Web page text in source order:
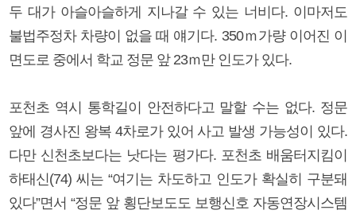
두 대가 아슬아슬하게 지나갈 수 있는 너비다. 이마저도
불법주정차 차량이 없을 때 얘기다. 350ｍ가량 이어진 이
면도로 중에서 학교 정문 앞 23ｍ만 인도가 있다.
포천초 역시 통학길이 안전하다고 말할 수는 없다. 정문
앞에 경사진 왕복 4차로가 있어 사고 발생 가능성이 있다.
다만 신천초보다는 낫다는 평가다. 포천초 배움터지킴이
하태신(74) 씨는 “여기는 차도하고 인도가 확실히 구분돼
있다”면서 “정문 앞 횡단보도도 보행신호 자동연장시스템